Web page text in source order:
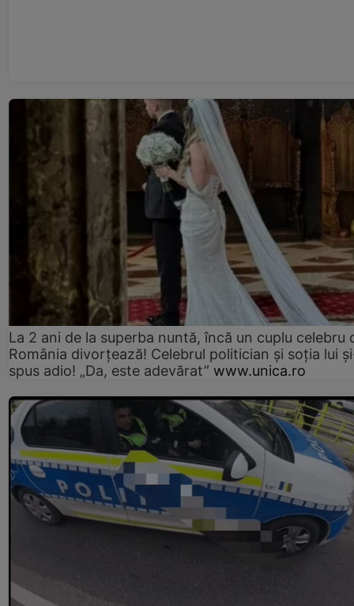
La 2 ani de la superba nuntă, încă un cuplu celebru
România divorțează! Celebrul politician și soția lui
spus adio! „Da, este adevărat” www.unica.ro